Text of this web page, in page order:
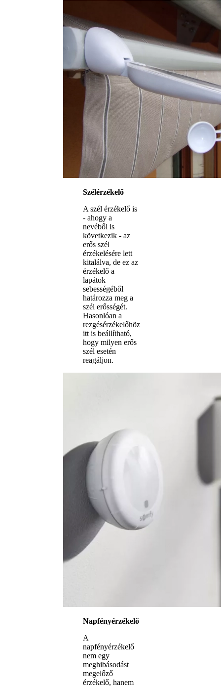
Szélérzékelő
A szél érzékelő is
- ahogy a
nevéből is
következik - az
erős szél
érzékelésére lett
kitalálva, de ez az
érzékelő a
lapátok
sebességéből
határozza meg a
szél erősségét.
Hasonlóan a
rezgésérzékelőhöz
itt is beállítható,
hogy milyen erős
szél esetén
reagáljon.
Napfényérzékelő
A
napfényérzékelő
nem egy
meghibásodást
megelőző
érzékelő, hanem